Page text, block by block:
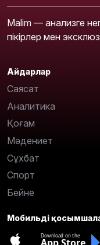
Malim — анализге
пікірлер мен
Айдарлар
Саясат
Аналитика
Қоғам
Мәдениет
Сұхбат
Спорт
Бейне
Мобильді
Download on the